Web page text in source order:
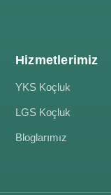
Hizmetlerimiz
YKS Koçluk
LGS Koçluk
Bloglarımız